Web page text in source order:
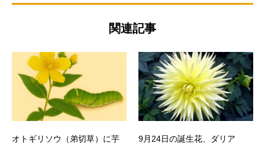
関連記事
オトギリソウ（弟切草）に芋
9月24日の誕生花、ダリア